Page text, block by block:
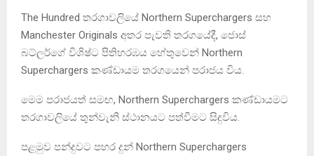
The Hundred තරගාවලියේ Northern Superchargers සහ
Manchester Originals අතර පැවති තරගයේදී, ජොස්
බට්ලර්ගේ විශිෂ්ට පිතිහරඹය හේතුවෙන් Northern
Superchargers කණ්ඩායම තරගයෙන් පරාජය විය.
මෙම පරාජයත් සමඟ, Northern Superchargers කණ්ඩායමට
තරගාවලියේ තුන්වැනි ස්ථානයට පත්වීමට සිදුවිය.
පළමුව පන්දුවට පහර දුන් Northern Superchargers